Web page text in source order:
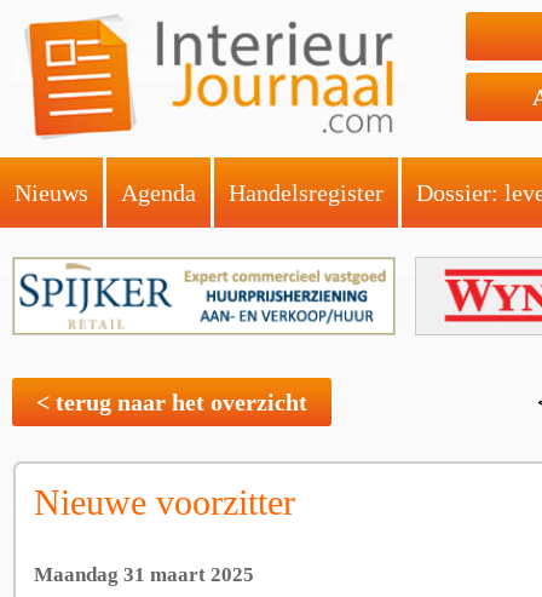
Nieuws Agenda Handelsregister Dossier:
< terug naar het overzicht
Nieuwe voorzitter
Maandag 31 maart 2025